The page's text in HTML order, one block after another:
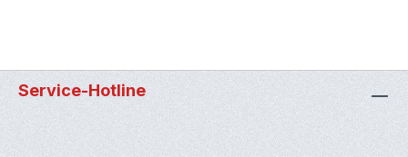
Service-Hotline